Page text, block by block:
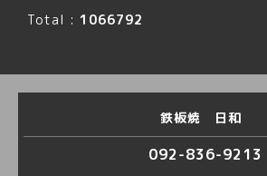
Total : 1066792
鉄板焼 日和
092-836-9213